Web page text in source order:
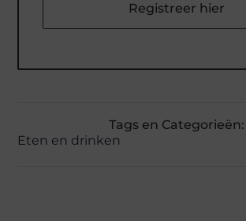
Registreer hier
Tags en Categorieën:
Eten en drinken